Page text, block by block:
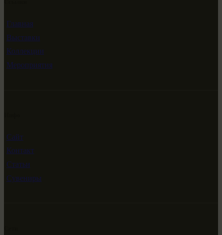
Главная
Выставки
Коллекции
Мероприятия
Сайт
Контакт
Статьи
Сувениры